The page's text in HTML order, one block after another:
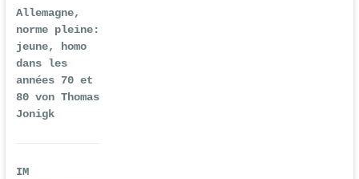
Allemagne,
norme pleine:
jeune, homo
dans les
années 70 et
80 von Thomas
Jonigk
IM